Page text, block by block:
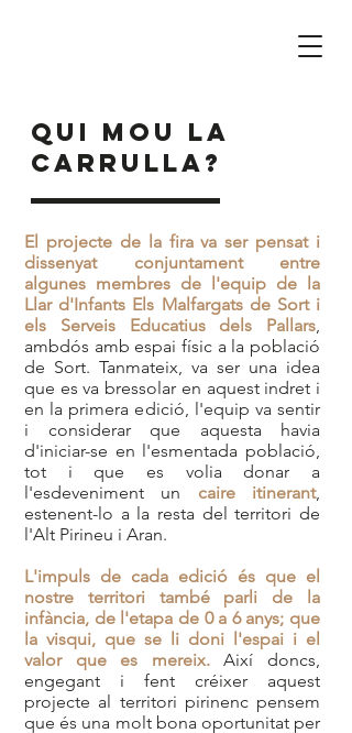
qui mou la
carrulla?
El projecte de la fira va ser pensat i
dissenyat conjuntament entre
algunes membres de l'equip de la
Llar d'Infants Els Malfargats de Sort i
els Serveis Educatius dels Pallars,
ambdós amb espai físic a la població
de Sort. Tanmateix, va ser una idea
que es va bressolar en aquest indret i
en la primera edició, l'equip va sentir
i considerar que aquesta havia
d'iniciar-se en l'esmentada població,
tot i que es volia donar a
l'esdeveniment un caire itinerant,
estenent-lo a la resta del territori de
l'Alt Pirineu i Aran.
L'impuls de cada edició és que el
nostre territori també parli de la
infància, de l'etapa de 0 a 6 anys; que
la visqui, que se li doni l'espai i el
valor que es mereix.Així doncs,
engegant i fent créixer aquest
projecte al territori pirinenc pensem
que és una molt bona oportunitat per